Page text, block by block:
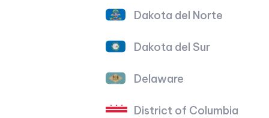
Dakota del Norte
Dakota del Sur
Delaware
District of Columbia